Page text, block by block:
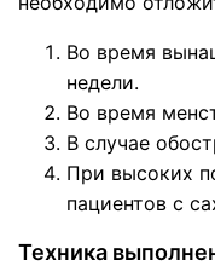
Во время
недели.
Во время
В случае
При высоких
пациентов с
Техника